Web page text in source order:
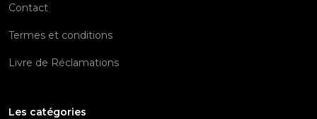
Contact
Termes et conditions
Livre de Réclamations
Les catégories